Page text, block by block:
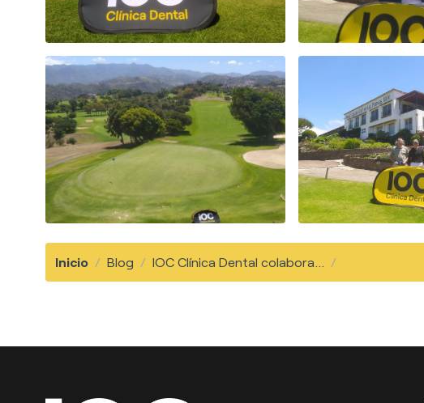
Inicio / Blog / IOC Clínica Dental colabora... /